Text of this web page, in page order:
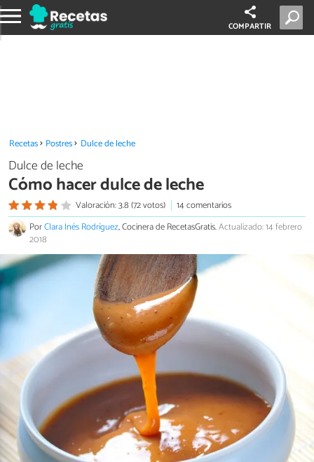
COMPARTIR
Recetas Postres Dulce de leche
Dulce de leche
Cómo hacer dulce de leche
Valoración: 3.8 (72 votos)
14 comentarios
PorClara Inés Rodríguez, Cocinera de RecetasGratis.Actualizado: 14 febrero
2018